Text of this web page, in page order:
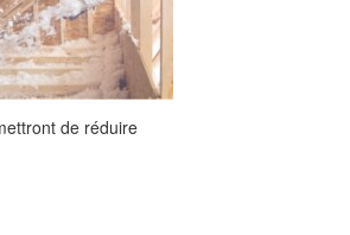
de réduire